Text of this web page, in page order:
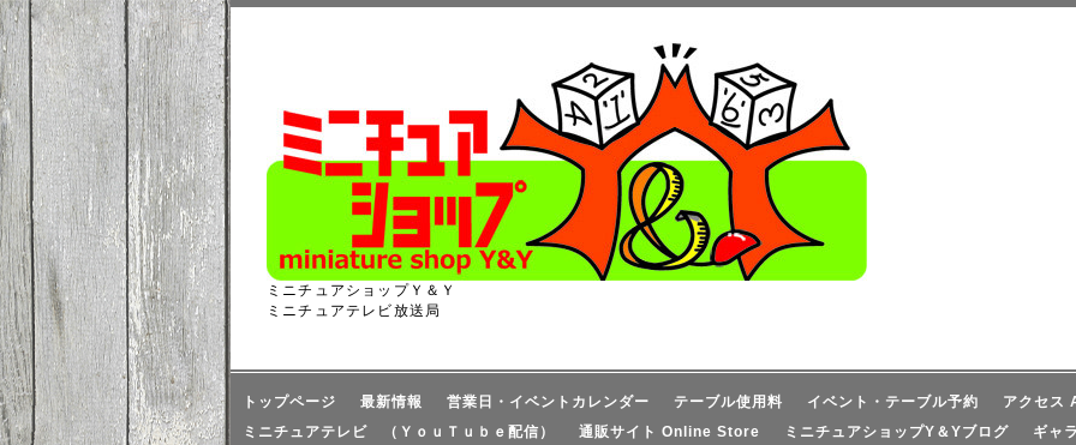
ミニチュアショップＹ＆Ｙ
ミニチュアテレビ放送局
トップページ 最新情報 営業日・イベントカレンダー テーブル使用料 イベント・テーブル予約
アクセス
ミニチュアテレビ （ＹｏｕＴｕｂｅ配信）
通販サイト Online Store ミニチュアショップY＆Yブログ
ギャ